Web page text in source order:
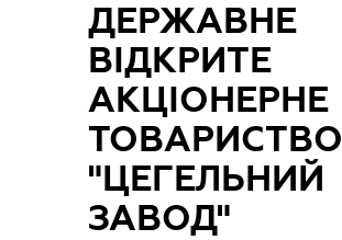
ДЕРЖАВНЕ
ВІДКРИТЕ
АКЦІОНЕРНЕ
ТОВАРИСТВО
"ЦЕГЕЛЬНИЙ
ЗАВОД"